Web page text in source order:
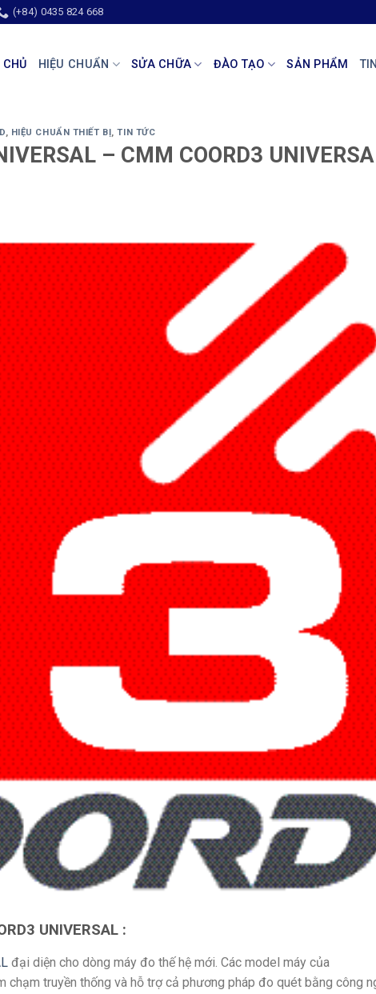
(+84) 0435 824 668
HIỆU CHUẨN SỬA CHỮA ĐÀO TẠO SẢN PHẨM
, HIỆU CHUẨN THIẾT BỊ,TIN TỨC
– CMM COORD3
UNIVERSAL :
đại diện cho dòng máy đo thế hệ mới. Các model máy của
chạm truyền thống và hỗ trợ cả phương pháp đo quét bằng công